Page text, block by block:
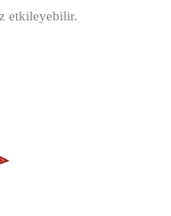
etkileyebilir.